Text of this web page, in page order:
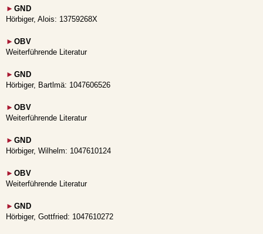
► GND
Hörbiger, Alois: 13759268X
► OBV
Weiterführende Literatur
► GND
Hörbiger, Bartlmä: 1047606526
► OBV
Weiterführende Literatur
► GND
Hörbiger, Wilhelm: 1047610124
► OBV
Weiterführende Literatur
► GND
Hörbiger, Gottfried: 1047610272